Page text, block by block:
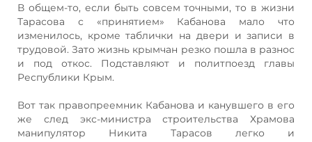
В общем-то, если быть совсем точными, то в жизни
Тарасова с «принятием» Кабанова мало что
изменилось, кроме таблички на двери и записи в
трудовой. Зато жизнь крымчан резко пошла в разнос
и под откос. Подставляют и политпоезд главы
Республики Крым.
Вот так правопреемник Кабанова и канувшего в его
же след экс-министра строительства Храмова
манипулятор Никита Тарасов легко и